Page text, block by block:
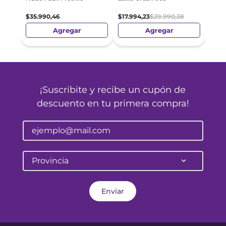
$35.990,46
Agregar
$17.994,23$29.990,38
Agregar
¡Suscribite y recibe un cupón de
descuento en tu primera compra!
Provincia
Enviar